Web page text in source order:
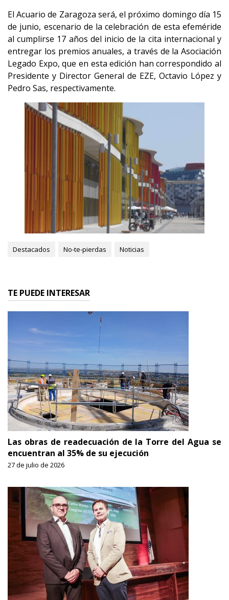
El Acuario de Zaragoza será, el próximo domingo día 15
de junio, escenario de la celebración de esta efeméride
al cumplirse 17 años del inicio de la cita internacional y
entregar los premios anuales, a través de la Asociación
Legado Expo, que en esta edición han correspondido al
Presidente y Director General de EZE, Octavio López y
Pedro Sas, respectivamente.
Destacados No-te-pierdas Noticias
TE PUEDE INTERESAR
Las obras de readecuación de la Torre del Agua se
encuentran al 35% de su ejecución
27 de julio de 2026